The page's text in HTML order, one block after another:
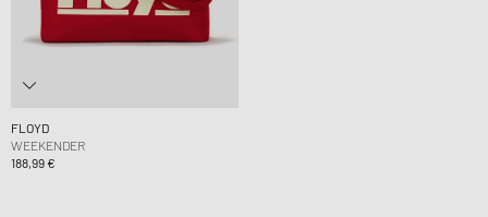
FLOYD
WEEKENDER
188,99 €